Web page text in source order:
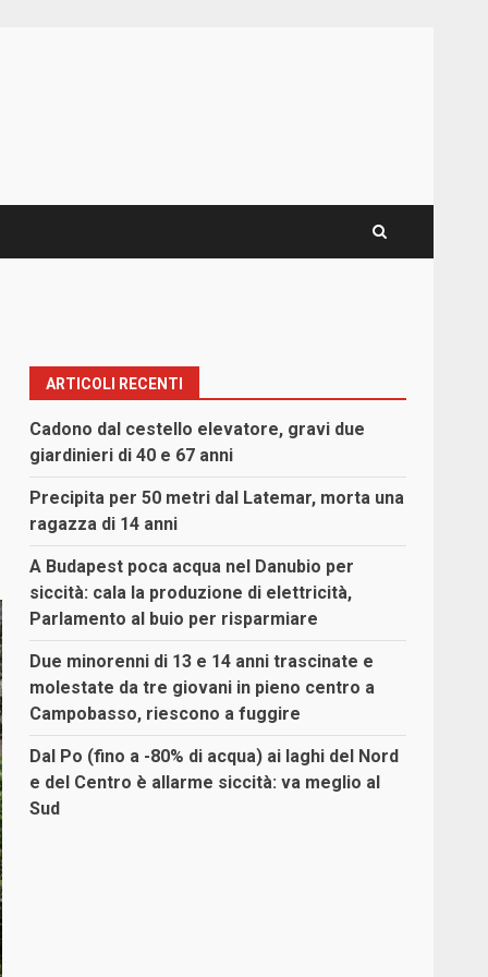
ARTICOLI RECENTI
Cadono dal cestello elevatore, gravi due
giardinieri di 40 e 67 anni
Precipita per 50 metri dal Latemar, morta una
ragazza di 14 anni
A Budapest poca acqua nel Danubio per
siccità: cala la produzione di elettricità,
Parlamento al buio per risparmiare
Due minorenni di 13 e 14 anni trascinate e
molestate da tre giovani in pieno centro a
Campobasso, riescono a fuggire
Dal Po (fino a -80% di acqua) ai laghi del Nord
e del Centro è allarme siccità: va meglio al
Sud